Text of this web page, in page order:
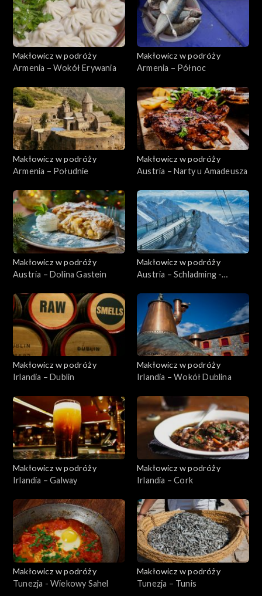
Makłowicz w podróży
Armenia – Wokół Erywania
Makłowicz w podróży
Armenia – Północ
Makłowicz w podróży
Armenia – Południe
Makłowicz w podróży
Austria – Narty u Amadeusza
Makłowicz w podróży
Austria – Dolina Gastein
Makłowicz w podróży
Austria – Schladming -
Makłowicz w podróży
Irlandia – Dublin
Makłowicz w podróży
Irlandia – Wokół Dublina
Makłowicz w podróży
Irlandia – Galway
Makłowicz w podróży
Irlandia – Cork
Makłowicz w podróży
Tunezja - Wiekowy Sahel
Makłowicz w podróży
Tunezja – Tunis